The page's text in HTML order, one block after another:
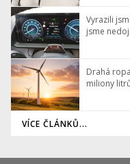
Vyrazili
jsme
Drahá
miliony
VÍCE ČLÁNKŮ...